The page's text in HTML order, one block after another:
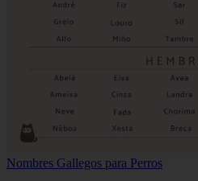
Nombres Gallegos para Perros